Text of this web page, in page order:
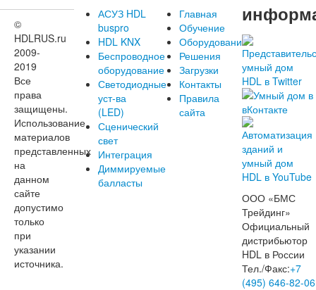
©
HDLRUS.ru
2009-
2019
Все
права
защищены.
Использование
материалов
представленных
на
данном
сайте
допустимо
только
при
указании
источника.
АСУЗ HDL
buspro
HDL KNX
Беспроводное
оборудование
Светодиодные
уст-ва
(LED)
Сценический
свет
Интеграция
Диммируемые
балласты
Главная
Обучение
Оборудование
Решения
Загрузки
Контакты
Правила
сайта
ООО «БМС
Трейдинг»
Официальный
дистрибьютор
HDL в России
Тел./Факс:+7
(495) 646-82-06